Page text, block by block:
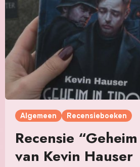
Algemeen Recensieboeken
Recensie
van Kevin Hauser